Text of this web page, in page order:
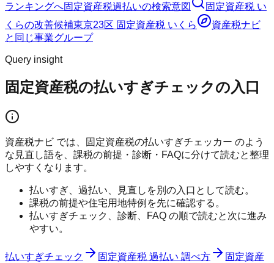
ランキングへ固定資産税過払いの検索意図
固定資産税 い
くらの改善候補東京23区 固定資産税 いくら
資産税ナビ
と同じ事業グループ
Query insight
固定資産税の払いすぎチェックの入口
資産税ナビ では、固定資産税の払いすぎチェッカー のよう
な見直し語を、課税の前提・診断・FAQに分けて読むと整理
しやすくなります。
払いすぎ、過払い、見直しを別の入口として読む。
課税の前提や住宅用地特例を先に確認する。
払いすぎチェック、診断、FAQ の順で読むと次に進み
やすい。
払いすぎチェック 固定資産税 過払い 調べ方
固定資産